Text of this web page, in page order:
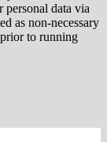
personal data via
as non-necessary
to running